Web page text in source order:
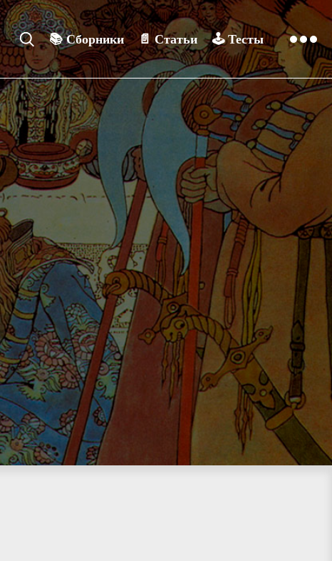
📚Сборники 📄Статьи 🕹️Тесты